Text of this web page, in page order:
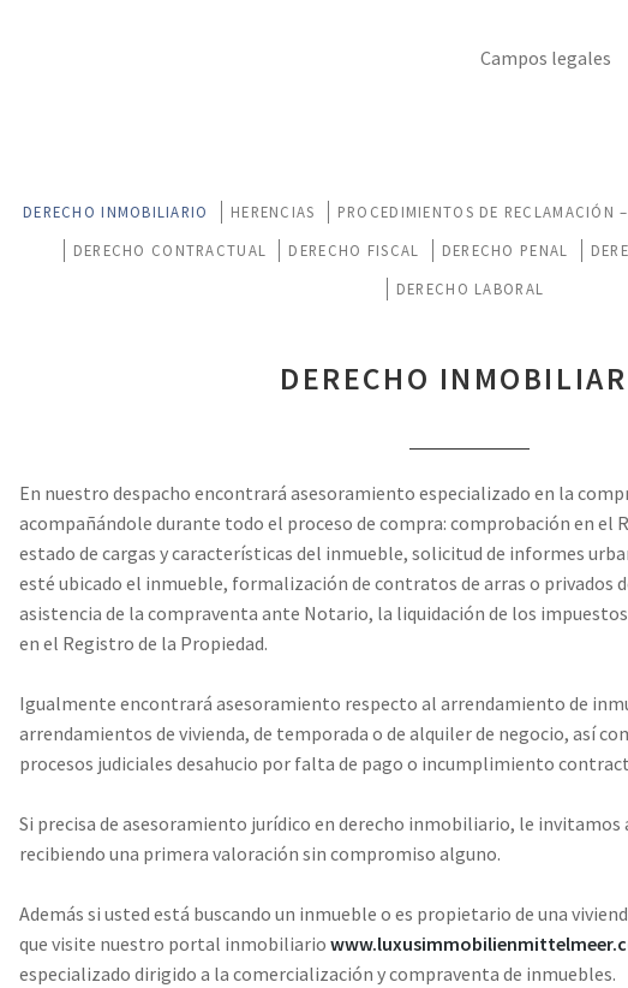
Campos legales
DERECHO INMOBILIARIO HERENCIAS PROCEDIMIENTOS DE RECLAMACIÓN
DERECHO CONTRACTUAL
DERECHO FISCAL DERECHO PENAL
DERECHO LABORAL
DERECHO
En nuestro despacho encontrará asesoramiento especializado en la
acompañándole durante todo el proceso de compra: comprobación en el
estado de cargas y características del inmueble, solicitud de informes
esté ubicado el inmueble, formalización de contratos de arras o privados
asistencia de la compraventa ante Notario, la liquidación de los
en el Registro de la Propiedad.
Igualmente encontrará asesoramiento respecto al arrendamiento de
arrendamientos de vivienda, de temporada o de alquiler de negocio, así
procesos judiciales desahucio por falta de pago o incumplimiento
Si precisa de asesoramiento jurídico en derecho inmobiliario, le invitamos
recibiendo una primera valoración sin compromiso alguno.
Además si usted está buscando un inmueble o es propietario de una
que visite nuestro portal inmobiliario
especializado dirigido a la comercialización y compraventa de inmuebles.